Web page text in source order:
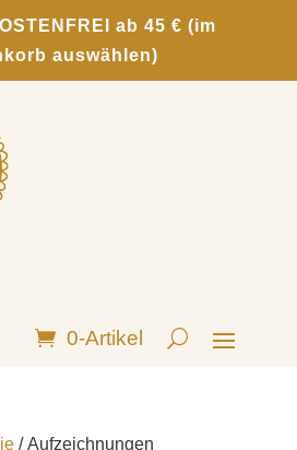
ab 45 € (im
auswählen)
0-Artikel
/ Aufzeichnungen